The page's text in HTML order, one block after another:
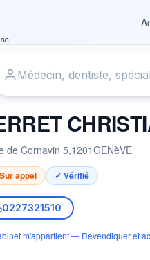
de Cornavin 5,1201GENèVE
appel ✓ Vérifié
0227321510
m'appartient — Revendiquer et